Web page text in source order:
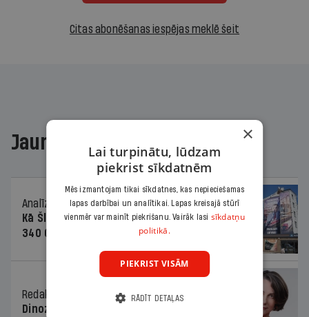
Citas abonēšanas iespējas meklē šeit
Jaunākajā žurnālā
Analīze
06.08.2026.
Kā Šlesera partija palika nesodīta par
340 000 vērtu reklāmas kampaņu
Redaktores sleja
06.08.2026.
Dinozaura triks
×
Lai turpinātu, lūdzam
piekrist sīkdatnēm
Mēs izmantojam tikai sīkdatnes, kas nepieciešamas
lapas darbībai un analītikai. Lapas kreisajā stūrī
vienmēr var mainīt piekrišanu. Vairāk lasi sīkdatņu
politikā.
PIEKRIST VISĀM
RĀDĪT DETAĻAS